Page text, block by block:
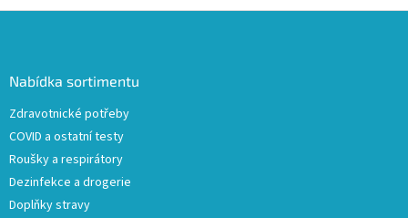
Nabídka sortimentu
Zdravotnické potřeby
COVID a ostatní testy
Roušky a respirátory
Dezinfekce a drogerie
Doplňky stravy